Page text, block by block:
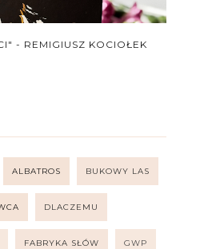
- REMIGIUSZ KOCIOŁEK
ALBATROS BUKOWY LAS
DLACZEMU
FABRYKA SŁÓW GWP